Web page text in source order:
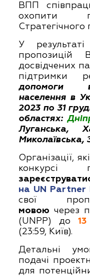
ВПП
охопити
Стратегічного
У
пропозицій
досвідчених
підтримки
допомоги
населення в
2023 по 31
областях:
Луганська,
Миколаївська,
Організації,
конкурсі
на UN Partner
свої
мовою через
(UNPP) до
(23:59, Київ).
Детальні
подачі
для